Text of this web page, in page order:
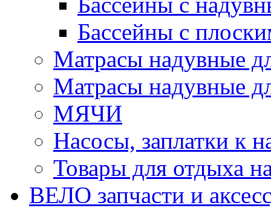
Бассейны с
Матрасы надувные
Матрасы надувные
МЯЧИ
Насосы, заплатки к
Товары для отдыха
ВЕЛО запчасти и